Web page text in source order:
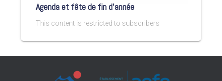
Agenda et fête de fin d’année
This content is restricted to subscribers